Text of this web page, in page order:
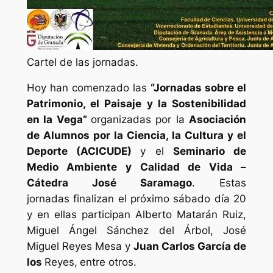
Cartel de las jornadas.
Hoy han comenzado las “Jornadas sobre el
Patrimonio, el Paisaje y la Sostenibilidad
en la Vega” organizadas por laAsociación
de Alumnos por la Ciencia, la Cultura y el
Deporte (ACICUDE)y el Seminario de
Medio Ambiente y Calidad de Vida –
Cátedra José Saramago. Estas
jornadas finalizan el próximo sábado día 20
y en ellas participan Alberto Matarán Ruiz,
Miguel Ángel Sánchez del Árbol, José
Miguel Reyes Mesa y Juan Carlos García de
los Reyes, entre otros.